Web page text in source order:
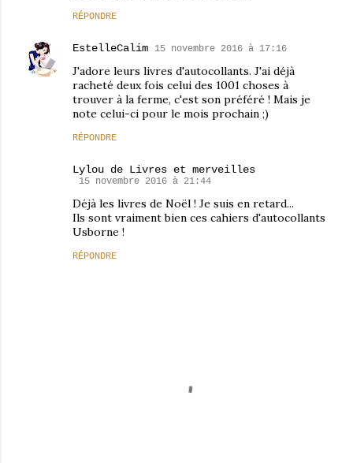
RÉPONDRE
EstelleCalim 15 novembre 2016 à 17:16
J'adore leurs livres d'autocollants. J'ai déjà
racheté deux fois celui des 1001 choses à
trouver à la ferme, c'est son préféré ! Mais je
note celui-ci pour le mois prochain ;)
RÉPONDRE
Lylou de Livres et merveilles
15 novembre 2016 à 21:44
Déjà les livres de Noël ! Je suis en retard...
Ils sont vraiment bien ces cahiers d'autocollants
Usborne !
RÉPONDRE